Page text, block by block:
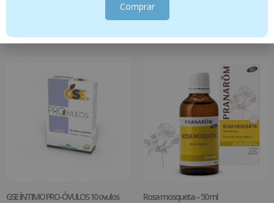
GSE ÍNTIMO PRO-ÓVULOS 10 ovulos
Rosa mosqueta – 50 ml
Comprar